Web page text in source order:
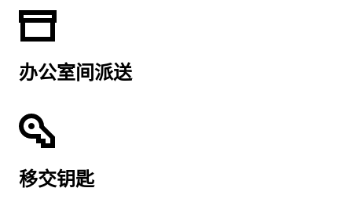
办公室间派送
移交钥匙